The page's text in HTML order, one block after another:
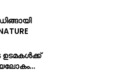
ഉടമകൾക്ക്